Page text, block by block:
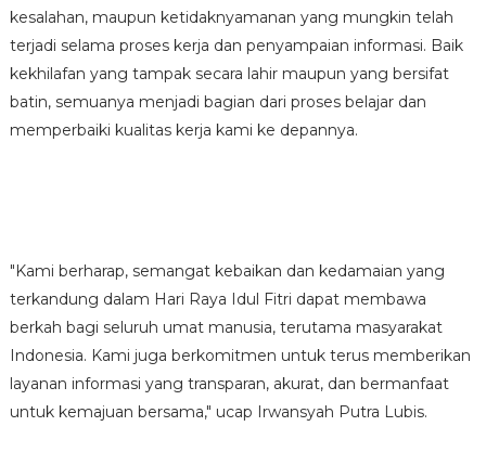
kesalahan, maupun ketidaknyamanan yang mungkin telah
terjadi selama proses kerja dan penyampaian informasi. Baik
kekhilafan yang tampak secara lahir maupun yang bersifat
batin, semuanya menjadi bagian dari proses belajar dan
memperbaiki kualitas kerja kami ke depannya.
"Kami berharap, semangat kebaikan dan kedamaian yang
terkandung dalam Hari Raya Idul Fitri dapat membawa
berkah bagi seluruh umat manusia, terutama masyarakat
Indonesia. Kami juga berkomitmen untuk terus memberikan
layanan informasi yang transparan, akurat, dan bermanfaat
untuk kemajuan bersama," ucap Irwansyah Putra Lubis.